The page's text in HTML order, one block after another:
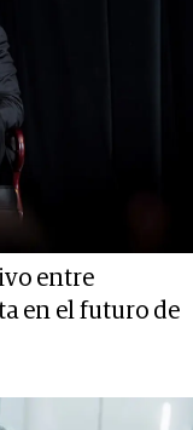
entre
en el futuro de